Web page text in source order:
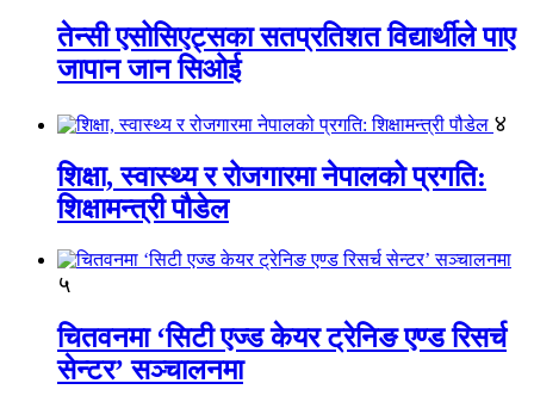
तेन्सी एसोसिएट्सका सतप्रतिशत विद्यार्थीले पाए
जापान जान सिओई
४
शिक्षा, स्वास्थ्य र रोजगारमा नेपालको प्रगति:
शिक्षामन्त्री पौडेल
५
चितवनमा ‘सिटी एज्ड केयर ट्रेनिङ एण्ड रिसर्च
सेन्टर’ सञ्चालनमा